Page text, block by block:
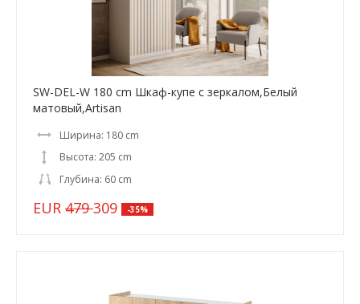
SW-DEL-W 180 cm Шкаф-купе с зеркалом,Белый
матовый,Artisan
Ширина: 180 cm
Высота: 205 cm
Глубина: 60 cm
EUR 479309 -35%